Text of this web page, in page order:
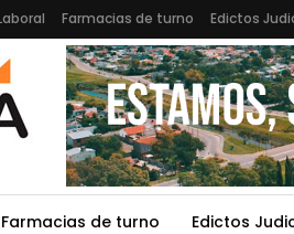
Farmacias de turno Edictos
Farmacias de turno Edictos